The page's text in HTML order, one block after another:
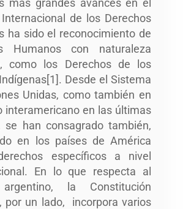
más grandes avances en el
de los Derechos
ha sido el reconocimiento de
Humanos con naturaleza
como los Derechos de los
Desde el Sistema
Unidas, como también en
interamericano en las últimas
se han consagrado también,
en los países de América
específicos a nivel
En lo que respecta al
la Constitución
por un lado, incorpora varios